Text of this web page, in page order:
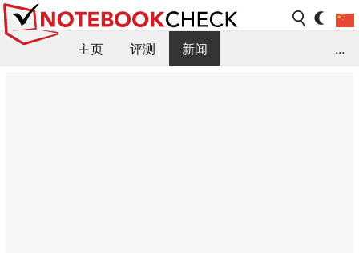
主页 评测
新闻
...